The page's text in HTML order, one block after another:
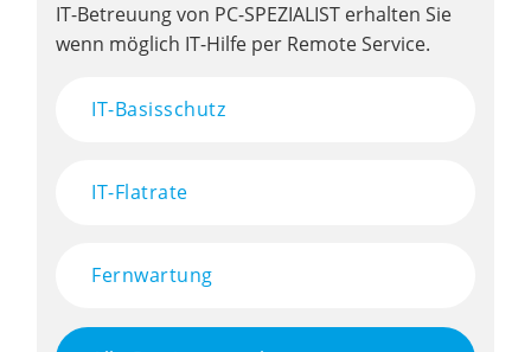
IT-Betreuung von PC-SPEZIALIST erhalten Sie
wenn möglich IT-Hilfe per Remote Service.
IT-Basisschutz
IT-Flatrate
Fernwartung